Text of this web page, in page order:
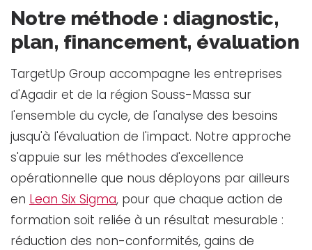
Notre méthode : diagnostic,
plan, financement, évaluation
TargetUp Group accompagne les entreprises
d'Agadir et de la région Souss-Massa sur
l'ensemble du cycle, de l'analyse des besoins
jusqu'à l'évaluation de l'impact. Notre approche
s'appuie sur les méthodes d'excellence
opérationnelle que nous déployons par ailleurs
en Lean Six Sigma, pour que chaque action de
formation soit reliée à un résultat mesurable :
réduction des non-conformités, gains de